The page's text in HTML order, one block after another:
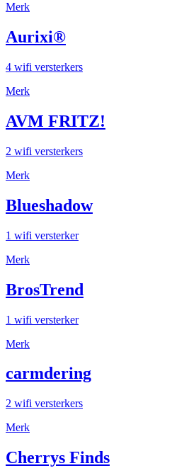
Merk
Aurixi®
4 wifi versterkers
Merk
AVM FRITZ!
2 wifi versterkers
Merk
Blueshadow
1 wifi versterker
Merk
BrosTrend
1 wifi versterker
Merk
carmdering
2 wifi versterkers
Merk
Cherrys Finds